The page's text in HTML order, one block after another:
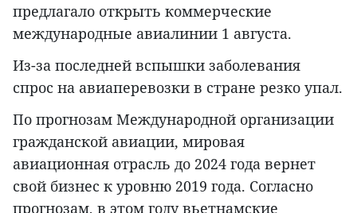
предлагало открыть коммерческие
международные авиалинии 1 августа.
Из-за последней вспышки заболевания
спрос на авиаперевозки в стране резко упал.
По прогнозам Международной организации
гражданской авиации, мировая
авиационная отрасль до 2024 года вернет
свой бизнес к уровню 2019 года. Согласно
прогнозам, в этом году вьетнамские